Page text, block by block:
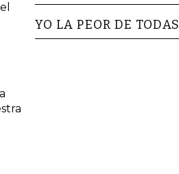
YO LA PEOR DE TODAS